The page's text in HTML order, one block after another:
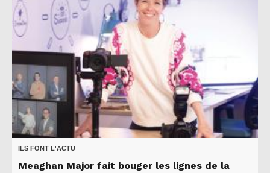
ILS FONT L'ACTU
Meaghan Major fait bouger les lignes de la